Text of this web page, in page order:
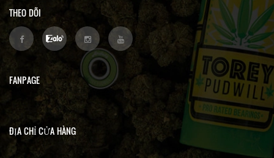
THEO DÕI
FANPAGE
ĐỊA CHỈ CỬA HÀNG